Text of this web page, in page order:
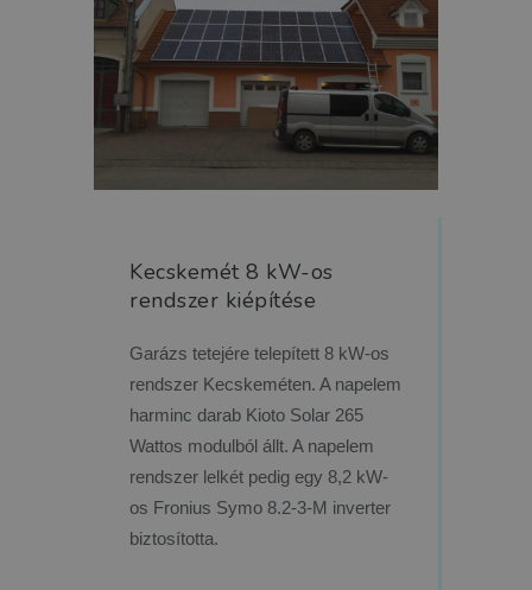
Kecskemét 8 kW-os
rendszer kiépítése
Garázs tetejére telepített 8 kW-os
rendszer Kecskeméten. A napelem
harminc darab Kioto Solar 265
Wattos modulból állt. A napelem
rendszer lelkét pedig egy 8,2 kW-
os Fronius Symo 8.2-3-M inverter
biztosította.